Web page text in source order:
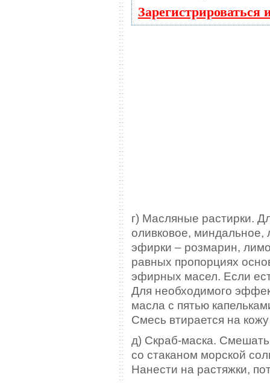
г) Масляные растирки.
оливковое, миндальное,
эфирки – розмарин,
равных пропорциях
эфирных масел. Если
Для необходимого
масла с пятью
Смесь втирается на
д) Скраб-маска.
со стаканом морской
Нанести на растяжки,